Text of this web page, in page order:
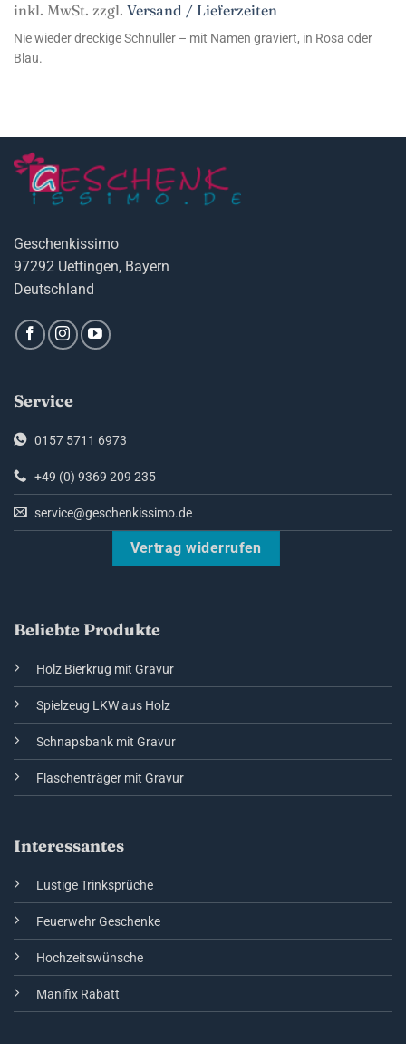
inkl. MwSt. zzgl. Versand / Lieferzeiten
Nie wieder dreckige Schnuller – mit Namen graviert, in Rosa oder
Blau.
Geschenkissimo
97292 Uettingen, Bayern
Deutschland
Service
0157 5711 6973
+49 (0) 9369 209 235
service@geschenkissimo.de
Vertrag widerrufen
Beliebte Produkte
Holz Bierkrug mit Gravur
Spielzeug LKW aus Holz
Schnapsbank mit Gravur
Flaschenträger mit Gravur
Interessantes
Lustige Trinksprüche
Feuerwehr Geschenke
Hochzeitswünsche
Manifix Rabatt